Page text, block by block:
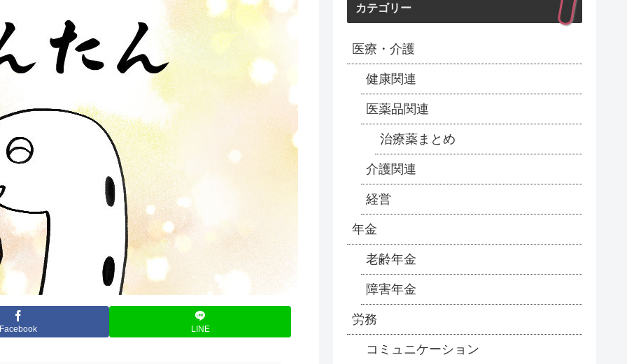
Facebook LINE
カテゴリー
医療・介護
健康関連
医薬品関連
治療薬まとめ
介護関連
経営
年金
老齢年金
障害年金
労務
コミュニケーション